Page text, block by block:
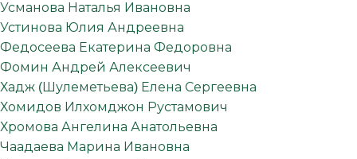
Усманова Наталья Ивановна
Устинова Юлия Андреевна
Федосеева Екатерина Федоровна
Фомин Андрей Алексеевич
Хадж (Шулеметьева) Елена Сергеевна
Хомидов Илхомджон Рустамович
Хромова Ангелина Анатольевна
Чаадаева Марина Ивановна